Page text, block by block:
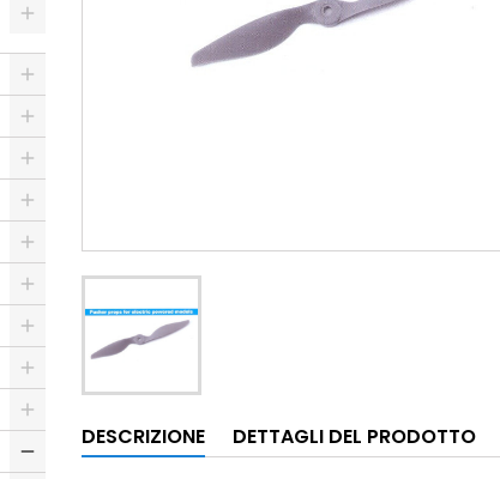
DESCRIZIONE DETTAGLI DEL PRODOTTO